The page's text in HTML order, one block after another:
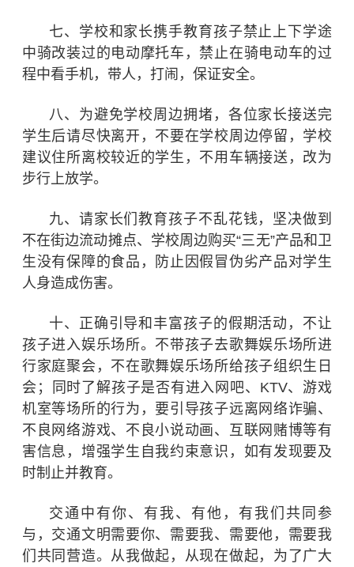
七、学校和家长携手教育孩子禁止上下学途
中骑改装过的电动摩托车，禁止在骑电动车的过
程中看手机，带人，打闹，保证安全。
八、为避免学校周边拥堵，各位家长接送完
学生后请尽快离开，不要在学校周边停留，学校
建议住所离校较近的学生，不用车辆接送，改为
步行上放学。
九、请家长们教育孩子不乱花钱，坚决做到
不在街边流动摊点、学校周边购买“三无”产品和卫
生没有保障的食品，防止因假冒伪劣产品对学生
人身造成伤害。
十、正确引导和丰富孩子的假期活动，不让
孩子进入娱乐场所。不带孩子去歌舞娱乐场所进
行家庭聚会，不在歌舞娱乐场所给孩子组织生日
会；同时了解孩子是否有进入网吧、KTV、游戏
机室等场所的行为，要引导孩子远离网络诈骗、
不良网络游戏、不良小说动画、互联网赌博等有
害信息，增强学生自我约束意识，如有发现要及
时制止并教育。
交通中有你、有我、有他，有我们共同参
与，交通文明需要你、需要我、需要他，需要我
们共同营造。从我做起，从现在做起，为了广大